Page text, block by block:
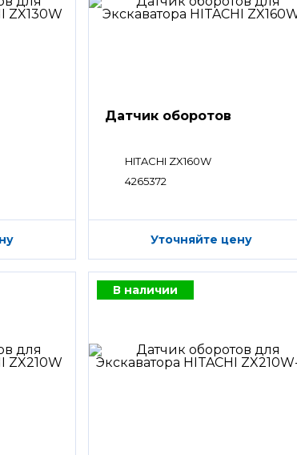
Датчик оборотов
HITACHI ZX160W
4265372
Уточняйте цену
В наличии